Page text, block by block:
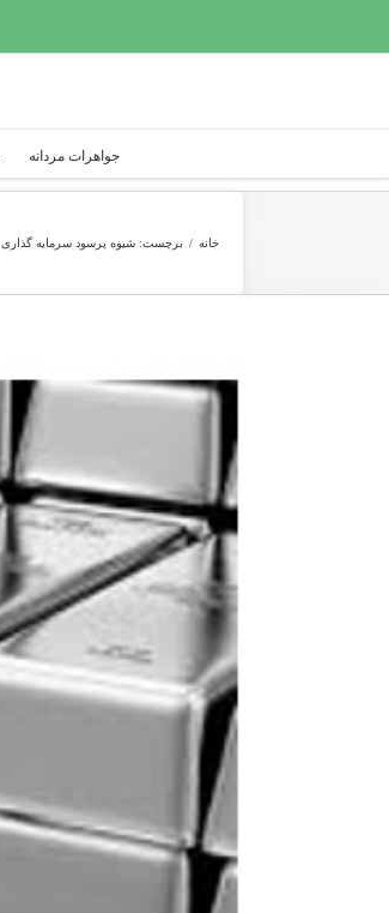
content
جواهرات مردانه
خانه / برچست: شیوه پرسود سرمایه گذاری